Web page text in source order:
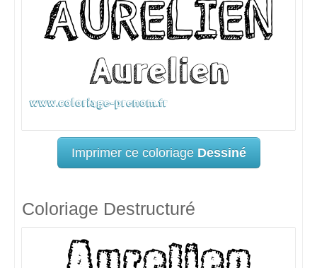
Imprimer ce coloriage Dessiné
Coloriage Destructuré